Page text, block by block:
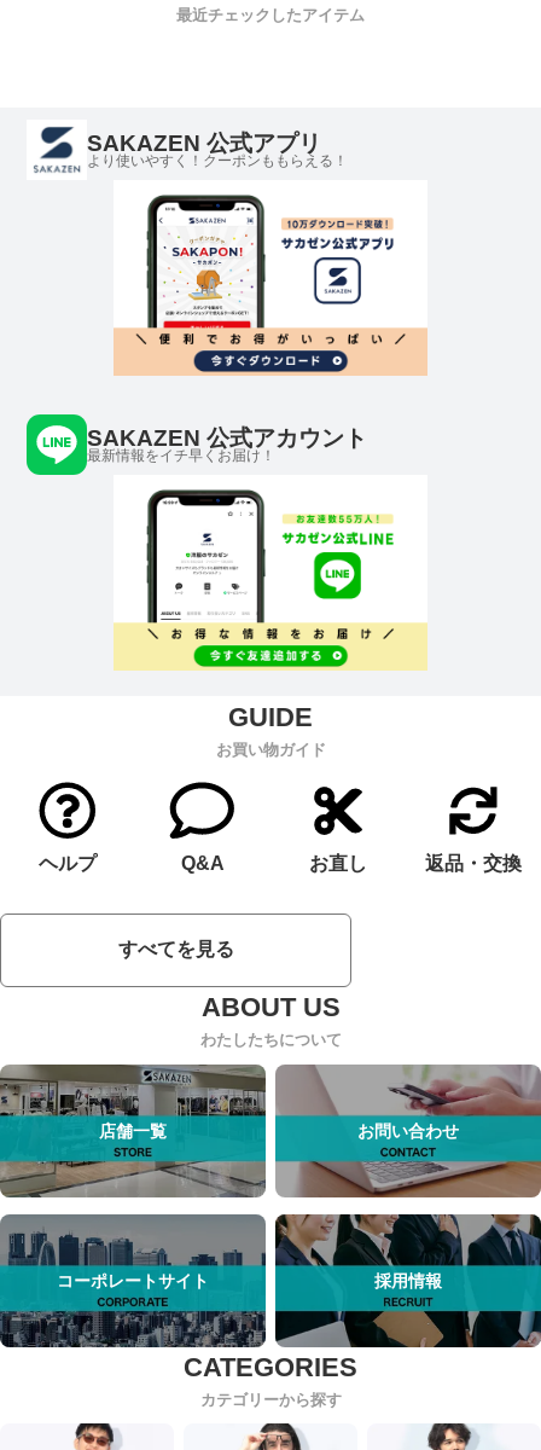
最近チェックしたアイテム
SAKAZEN 公式アプリ
より使いやすく！クーポンももらえる！
SAKAZEN 公式アカウント
最新情報をイチ早くお届け！
お買い物ガイド
ヘルプ Q&A お直し 返品・交換
すべてを見る
わたしたちについて
店舗一覧 お問い合わせ
コーポレートサイト 採用情報
カテゴリーから探す